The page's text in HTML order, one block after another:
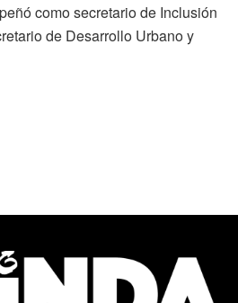
como secretario de Inclusión
de Desarrollo Urbano y